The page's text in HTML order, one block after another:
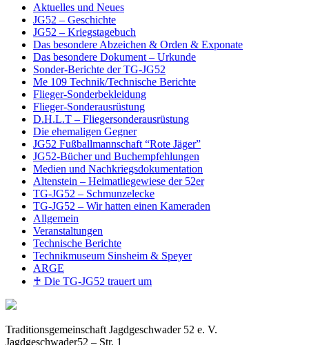
Aktuelles und Neues
JG52 – Geschichte
JG52 – Kriegstagebuch
Das besondere Abzeichen & Orden & Exponate
Das besondere Dokument – Urkunde
Sonder-Berichte der TG-JG52
Me 109 Technik/Technische Berichte
Flieger-Sonderbekleidung
Flieger-Sonderausrüstung
D.H.L.T – Fliegersonderausrüstung
Die ehemaligen Gegner
JG52 Fußballmannschaft “Rote Jäger”
JG52-Bücher und Buchempfehlungen
Medien und Nachkriegsdokumentation
Altenstein – Heimatliegewiese der 52er
TG-JG52 – Schmunzelecke
TG-JG52 – Wir hatten einen Kameraden
Allgemein
Veranstaltungen
Technische Berichte
Technikmuseum Sinsheim & Speyer
ARGE
♰ Die TG-JG52 trauert um
Traditionsgemeinschaft Jagdgeschwader 52 e. V.
Jagdgeschwader52 – Str. 1